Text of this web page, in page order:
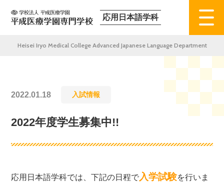
応用日本語学科
Heisei Iryo Medical College Advanced Japanese Language Department
2022.01.18 入試情報
2022年度学生募集中!!
応用日本語学科では、下記の日程で入学試験を行いま